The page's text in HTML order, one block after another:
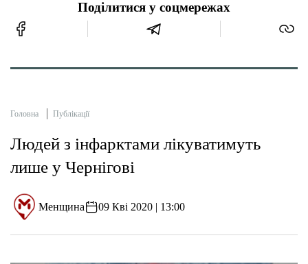
Поділитися у соцмережах
Головна Публікації
Людей з інфарктами лікуватимуть
лише у Чернігові
Менщина 09 Кві 2020 | 13:00